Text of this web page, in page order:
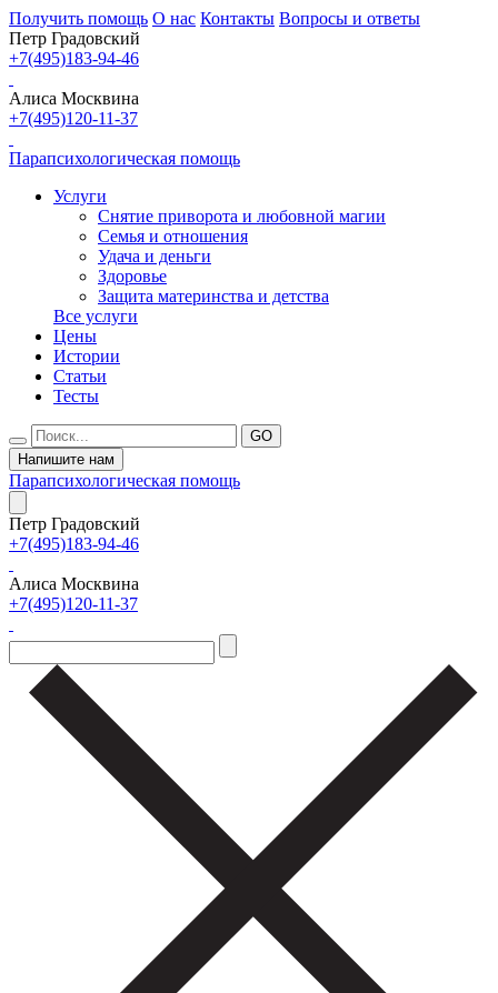
Получить помощь О нас Контакты Вопросы и ответы
Петр Градовский
+7(495)183-94-46
Алиса Москвина
+7(495)120-11-37
Парапсихологическая помощь
Услуги
Снятие приворота и любовной магии
Семья и отношения
Удача и деньги
Здоровье
Защита материнства и детства
Все услуги
Цены
Истории
Статьи
Тесты
Напишите нам
Парапсихологическая помощь
Петр Градовский
+7(495)183-94-46
Алиса Москвина
+7(495)120-11-37